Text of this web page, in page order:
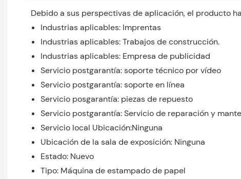
Debido a sus perspectivas de aplicación, el producto
Industrias aplicables: Imprentas
Industrias aplicables: Trabajos de construcción.
Industrias aplicables: Empresa de publicidad
Servicio postgarantía: soporte técnico por vídeo
Servicio postgarantía: soporte en línea
Servicio posgarantía: piezas de repuesto
Servicio postgarantía: Servicio de reparación y
Servicio local Ubicación:Ninguna
Ubicación de la sala de exposición: Ninguna
Estado: Nuevo
Tipo: Máquina de estampado de papel